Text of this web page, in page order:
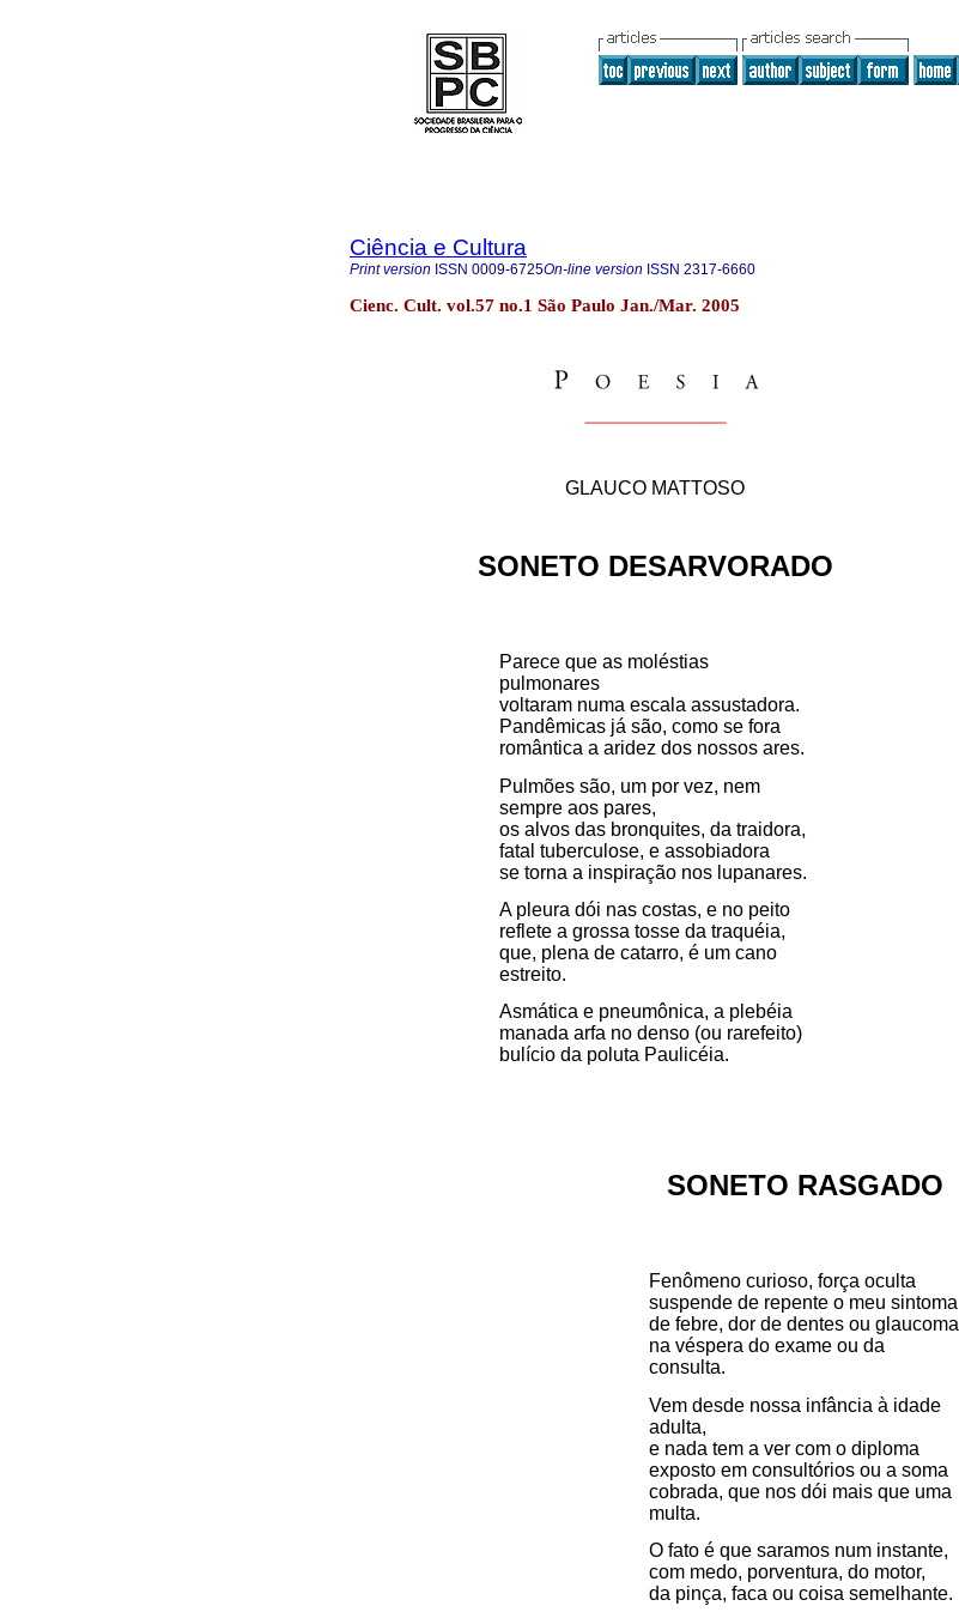
Ciência e Cultura
Print version ISSN 0009-6725On-line version ISSN 2317-6660
Cienc. Cult. vol.57 no.1 São Paulo Jan./Mar. 2005
GLAUCO MATTOSO
SONETO DESARVORADO
Parece que as moléstias
pulmonares
voltaram numa escala assustadora.
Pandêmicas já são, como se fora
romântica a aridez dos nossos ares.
Pulmões são, um por vez, nem
sempre aos pares,
os alvos das bronquites, da traidora,
fatal tuberculose, e assobiadora
se torna a inspiração nos lupanares.
A pleura dói nas costas, e no peito
reflete a grossa tosse da traquéia,
que, plena de catarro, é um cano
estreito.
Asmática e pneumônica, a plebéia
manada arfa no denso (ou rarefeito)
bulício da poluta Paulicéia.
SONETO RASGADO
Fenômeno curioso, força oculta
suspende de repente o meu sintoma
de febre, dor de dentes ou glaucoma
na véspera do exame ou da
consulta.
Vem desde nossa infância à idade
adulta,
e nada tem a ver com o diploma
exposto em consultórios ou a soma
cobrada, que nos dói mais que uma
multa.
O fato é que saramos num instante,
com medo, porventura, do motor,
da pinça, faca ou coisa semelhante.